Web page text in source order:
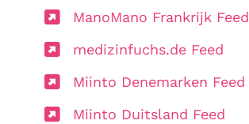
ManoMano Frankrijk Feed
medizinfuchs.de Feed
Miinto Denemarken Feed
Miinto Duitsland Feed